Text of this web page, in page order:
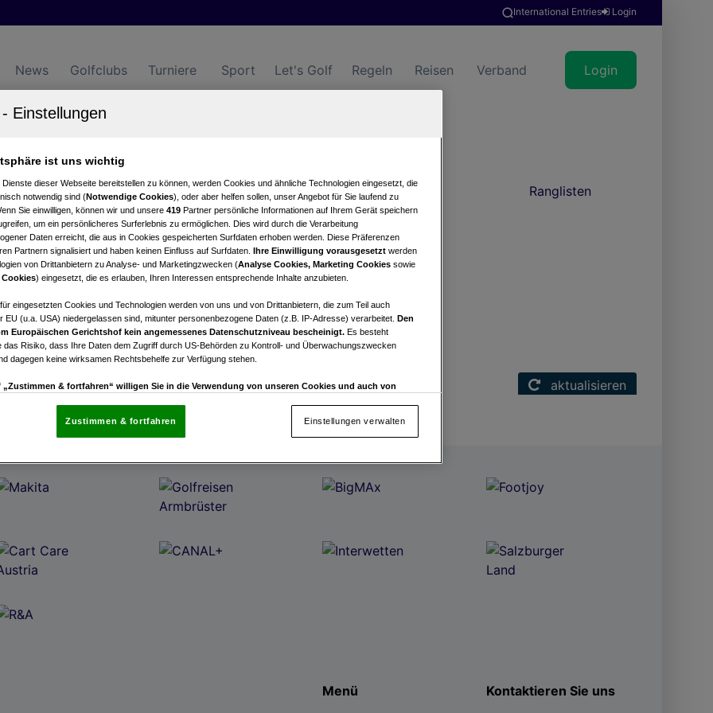
International Entries Login
News Golfclubs Turniere Sport Let's Golf Regeln Reisen Verband Login
Landclub Achensee
Turnierkalender Clubnews Ranglisten
Live Scoring Statistik
aktualisieren
Menü Kontaktieren Sie uns
ist uns wichtig
Dienste dieser Webseite bereitstellen zu können, werden Cookies und ähnliche Technologien eingesetzt, die
notwendig sind (Notwendige Cookies), oder aber helfen sollen, unser Angebot für Sie laufend zu
Sie einwilligen, können wir und unsere 419 Partner persönliche Informationen auf Ihrem Gerät speichern
um ein persönlicheres Surferlebnis zu ermöglichen. Dies wird durch die Verarbeitung
Daten erreicht, die aus in Cookies gespeicherten Surfdaten erhoben werden. Diese Präferenzen
Partnern signalisiert und haben keinen Einfluss auf Surfdaten. Ihre Einwilligung vorausgesetzt werden
von Drittanbietern zu Analyse- und Marketingzwecken (Analyse Cookies, Marketing Cookies sowie
) eingesetzt, die es erlauben, Ihren Interessen entsprechende Inhalte anzubieten.
eingesetzten Cookies und Technologien werden von uns und von Drittanbietern, die zum Teil auch
EU (u.a. USA) niedergelassen sind, mitunter personenbezogene Daten (z.B. IP-Adresse) verarbeitet. Den
Europäischen Gerichtshof kein angemessenes Datenschutzniveau bescheinigt. Es besteht
das Risiko, dass Ihre Daten dem Zugriff durch US-Behörden zu Kontroll- und Überwachungszwecken
dagegen keine wirksamen Rechtsbehelfe zur Verfügung stehen.
„Zustimmen & fortfahren“ willigen Sie in die Verwendung von unseren Cookies und auch von
die sich auf jeder Seite unten im Footer befinden.
auf einem Endgerät. Personalisierte Werbung und Inhalte, Messung von Werbeleistung und der
von Inhalten, Zielgruppenforschung sowie Entwicklung und Verbesserung von Angeboten.
(Lieferanten)
Einstellungen verwalten
Zustimmen & fortfahren